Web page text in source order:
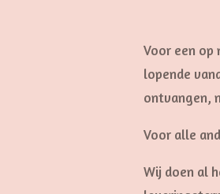
Voor een
lopende
ontvangen,
Voor alle
Wij doen al